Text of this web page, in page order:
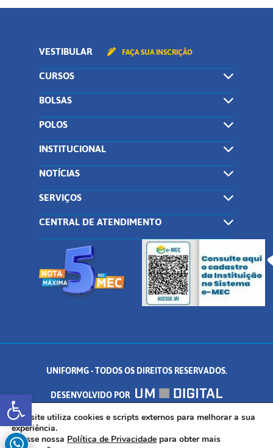
Abrir a barra de ferramentas
VESTIBULAR FAÇA SUA INSCRIÇÃO
CURSOS
BOLSAS
POLOS
INSTITUCIONAL
NOTÍCIAS
SERVIÇOS
CENTRAL DE ATENDIMENTO
UNIFORMG - TODOS OS DIREITOS RESERVADOS.
DESENVOLVIDO POR
AV. DR. ARNALDO DE SENNA, 328 - PALMEIRAS, FORMIGA/MG - CEP:
35.574.530
Este site utiliza cookies e scripts externos para melhorar a sua
experiência.
Acesse nossa Política de Privacidade para obter mais